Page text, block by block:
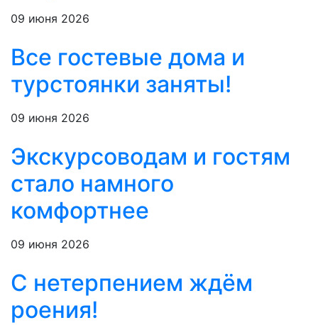
09 июня 2026
Все гостевые дома и
турстоянки заняты!
09 июня 2026
Экскурсоводам и гостям
стало намного
комфортнее
09 июня 2026
С нетерпением ждём
роения!